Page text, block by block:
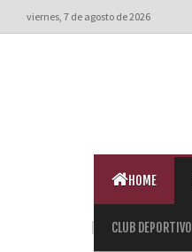
viernes, 7 de agosto de 2026
HOME
CLUB DEPORTIVO